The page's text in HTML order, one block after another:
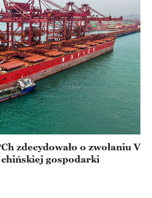
zdecydowało o zwołaniu V
gospodarki